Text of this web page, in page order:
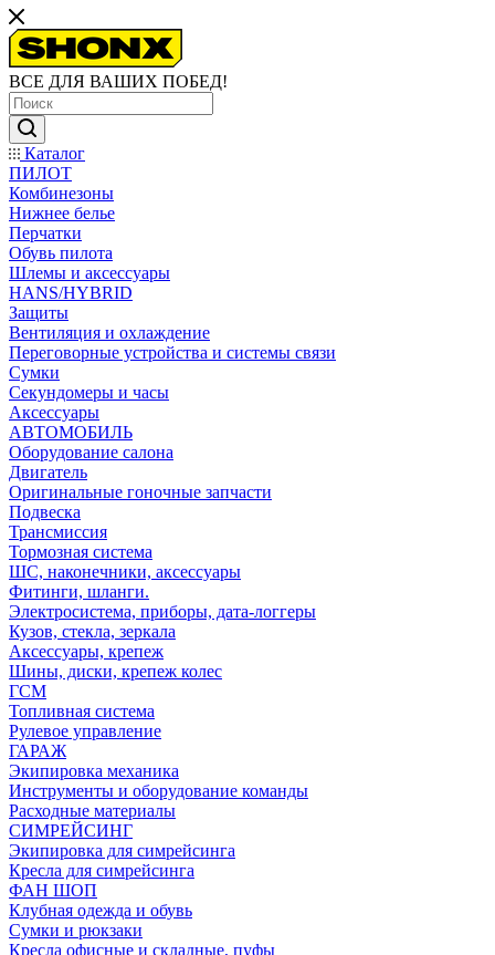
ВСЕ ДЛЯ ВАШИХ ПОБЕД!
Каталог
ПИЛОТ
Комбинезоны
Нижнее белье
Перчатки
Обувь пилота
Шлемы и аксессуары
HANS/HYBRID
Защиты
Вентиляция и охлаждение
Переговорные устройства и системы связи
Сумки
Секундомеры и часы
Аксессуары
АВТОМОБИЛЬ
Оборудование салона
Двигатель
Оригинальные гоночные запчасти
Подвеска
Трансмиссия
Тормозная система
ШС, наконечники, аксессуары
Фитинги, шланги.
Электросистема, приборы, дата-логгеры
Кузов, стекла, зеркала
Аксессуары, крепеж
Шины, диски, крепеж колес
ГСМ
Топливная система
Рулевое управление
ГАРАЖ
Экипировка механика
Инструменты и оборудование команды
Расходные материалы
СИМРЕЙСИНГ
Экипировка для симрейсинга
Кресла для симрейсинга
ФАН ШОП
Клубная одежда и обувь
Сумки и рюкзаки
Кресла офисные и складные, пуфы